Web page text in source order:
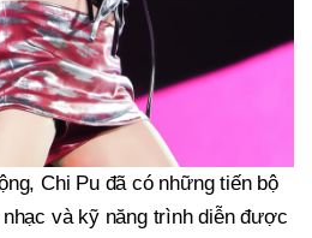
Chi Pu đã có những tiến bộ
và kỹ năng trình diễn được